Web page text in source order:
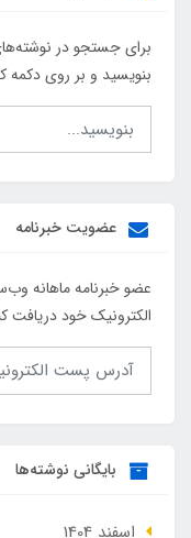
برای جستجو در
بنویسید و بر روی دکمه
عضویت خبرنامه
عضو خبرنامه ماهانه
الکترونیک خود دریافت
بایگانی نوشته‌ها
اسفند 1404